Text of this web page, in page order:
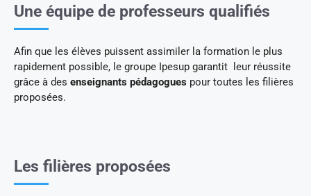
Une équipe de professeurs qualifiés
Afin que les élèves puissent assimiler la formation le plus
rapidement possible, le groupe Ipesup garantit leur réussite
grâce à des enseignants pédagogues pour toutes les filières
proposées.
Les filières proposées